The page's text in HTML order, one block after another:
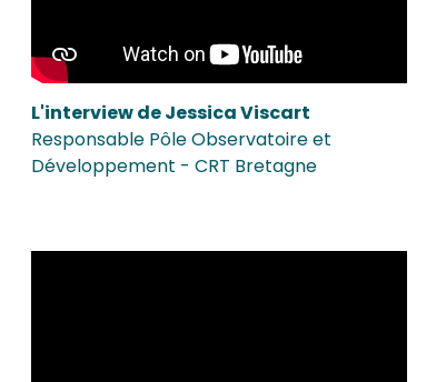
L'interview de Jessica Viscart
Responsable Pôle Observatoire et
Développement - CRT Bretagne